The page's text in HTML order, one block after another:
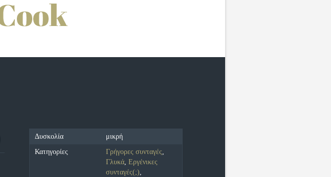
Δυσκολία
μικρή
Κατηγορίες
Γρήγορες συνταγές,
Γλυκά,Εργένικες
συνταγές(;),